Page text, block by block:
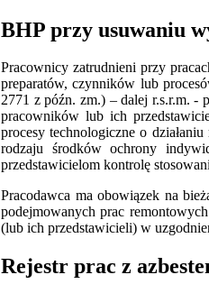
BHP przy usuwaniu
Pracownicy zatrudnieni przy
preparatów, czynników lub
2771 z późn. zm.) – dalej r.s.r.m. -
pracowników lub ich
procesy technologiczne o
rodzaju środków ochrony
przedstawicielom kontrolę
Pracodawca ma obowiązek na
podejmowanych prac
(lub ich przedstawicieli) w
Rejestr prac z